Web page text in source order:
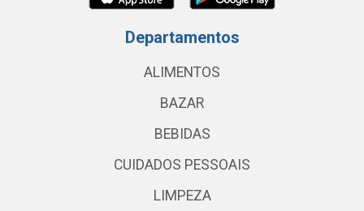
Departamentos
ALIMENTOS
BAZAR
BEBIDAS
CUIDADOS PESSOAIS
LIMPEZA